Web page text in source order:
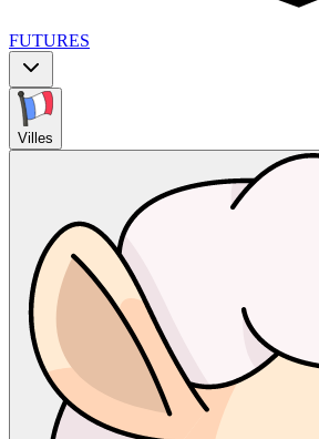
FUTURES
Villes